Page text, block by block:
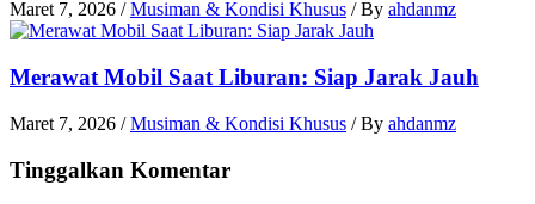
Maret 7, 2026 /Musiman & Kondisi Khusus / By ahdanmz
Merawat Mobil Saat Liburan: Siap Jarak Jauh
Maret 7, 2026 /Musiman & Kondisi Khusus / By ahdanmz
Tinggalkan Komentar